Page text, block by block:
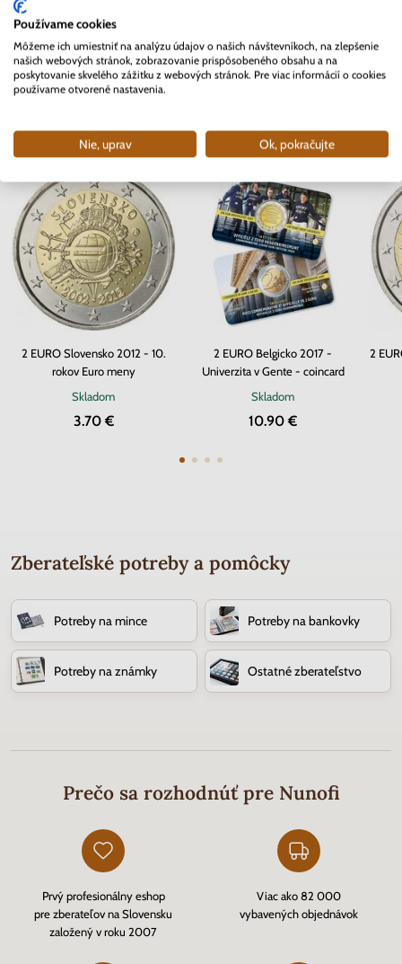
Mohlo by Vás zaujímať
2 EURO Slovensko 2012 - 10.
rokov Euro meny
Skladom
3.70 €
2 EURO Belgicko 2017 -
Univerzita v Gente - coincard
Skladom
10.90 €
2
Zberateľské potreby a pomôcky
Potreby na mince Potreby na bankovky
Potreby na známky Ostatné zberateľstvo
Prečo sa rozhodnúť pre Nunofi
Prvý profesionálny eshop
pre zberateľov na Slovensku
založený v roku 2007
Viac ako 82 000
vybavených objednávok
Používame cookies
Môžeme ich umiestniť na analýzu údajov o našich návštevníkoch, na zlepšenie
našich webových stránok, zobrazovanie prispôsobeného obsahu a na
poskytovanie skvelého zážitku z webových stránok. Pre viac informácií o cookies
používame otvorené nastavenia.
Nie, uprav Ok, pokračujte